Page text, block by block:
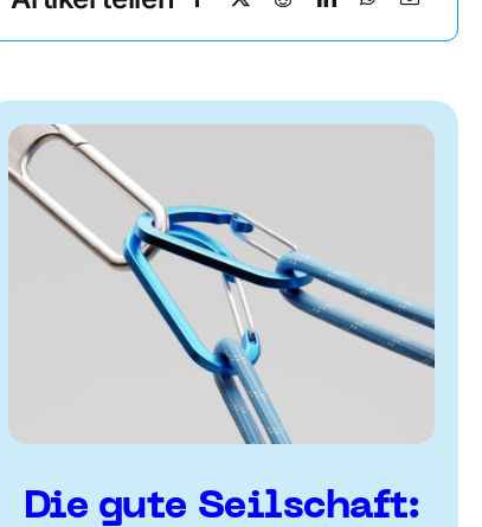
Die gute Seilschaft: